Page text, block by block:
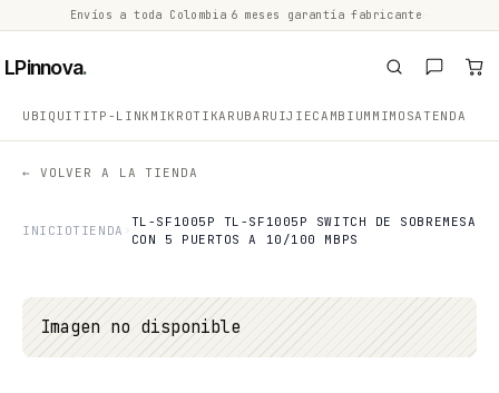
Envíos a toda Colombia 6 meses garantía fabricante
LPinnova.
UBIQUITITP-LINK MIKROTIKARUBA RUIJIECAMBIUM MIMOSATENDA
← VOLVER A LA TIENDA
INICIOTIENDA
TL-SF1005P TL-SF1005P SWITCH DE SOBREMESA
CON 5 PUERTOS A 10/100 MBPS
Imagen no disponible